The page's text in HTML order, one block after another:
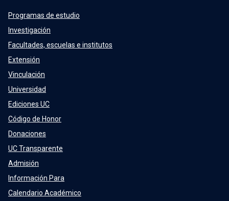
Programas de estudio
Investigación
Facultades, escuelas e institutos
Extensión
Vinculación
Universidad
Ediciones UC
Código de Honor
Donaciones
UC Transparente
Admisión
Información Para
Calendario Académico